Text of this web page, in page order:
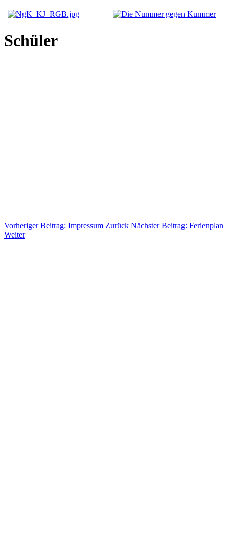
Schüler
Vorheriger Beitrag: Impressum Zurück Nächster Beitrag: Ferienplan
Weiter